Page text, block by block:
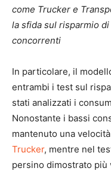
come Trucker e
la sfida sul risparmio
concorrenti
In particolare, il
entrambi i test sul
stati analizzati i
Nonostante i bassi
mantenuto una
Trucker, mentre nel
persino dimostrato più